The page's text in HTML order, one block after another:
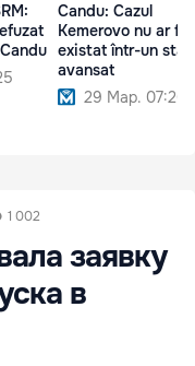
Candu: Cazul
Kemerovo nu ar fi
existat într-un stat
avansat
29 Мар. 07:20
1 002
заявку
в